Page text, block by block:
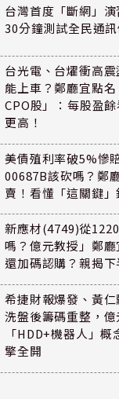
台灣首度「斷網」
30分鐘測試全民通
台光電、台燿衝高
能上車？鄭廳宜點
CPO股」：每股盈
更高！
美債殖利率破5%慘
00687B該砍嗎？鄭
賣！看懂「這關鍵」
新應材(4749)從
嗎？億元教授」鄭
還加碼認購？親揭下
希捷財報爆發、黃
洗盤後籌碼重整，
「HDD+機器人」
擎全開